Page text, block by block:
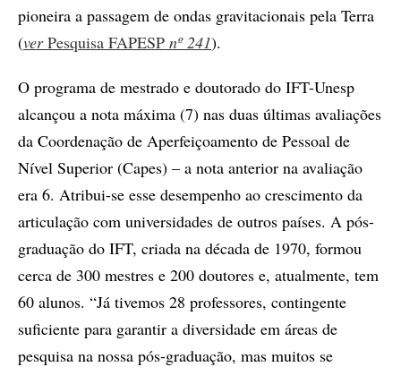
pioneira a passagem de ondas gravitacionais pela Terra
(verPesquisa FAPESP nº 241).
O programa de mestrado e doutorado do IFT-Unesp
alcançou a nota máxima (7) nas duas últimas avaliações
da Coordenação de Aperfeiçoamento de Pessoal de
Nível Superior (Capes) – a nota anterior na avaliação
era 6. Atribui-se esse desempenho ao crescimento da
articulação com universidades de outros países. A pós-
graduação do IFT, criada na década de 1970, formou
cerca de 300 mestres e 200 doutores e, atualmente, tem
60 alunos. “Já tivemos 28 professores, contingente
suficiente para garantir a diversidade em áreas de
pesquisa na nossa pós-graduação, mas muitos se